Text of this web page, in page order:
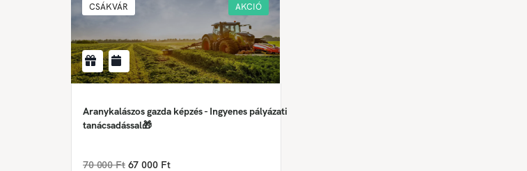
CSÁKVÁR AKCIÓ
Aranykalászos gazda képzés - Ingyenes pályázati
tanácsadással🎁
70 000 Ft 67 000 Ft